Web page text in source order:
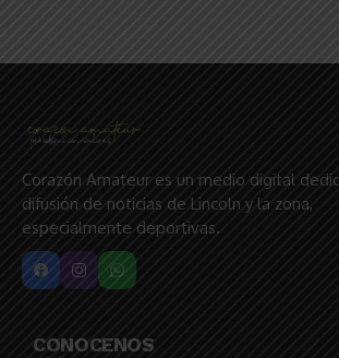
Corazón Amateur es un medio digital
difusión de noticias de Lincoln y la zona,
especialmente deportivas.
CONOCENOS